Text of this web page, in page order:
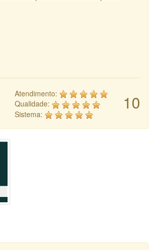
10
Atendimento:
Qualidade:
Sistema: